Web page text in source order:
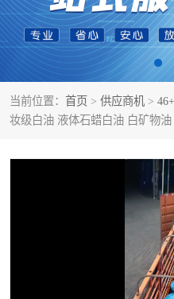
当前位置： 首页 > 供应商机 >
妆级白油 液体石蜡白油 白矿物油
D40+D60溶剂油
6号+120号溶剂油
异构烷烃